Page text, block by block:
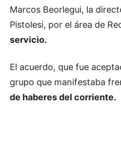
Marcos Beorlegui, la
Pistolesi, por el área de
servicio.
El acuerdo, que fue
grupo que manifestaba
de haberes del corriente.